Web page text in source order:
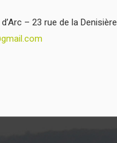
– 23 rue de la Denisière